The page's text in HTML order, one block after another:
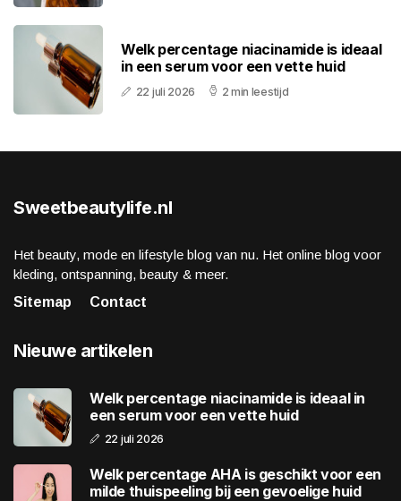
Welk percentage niacinamide is ideaal
in een serum voor een vette huid
22 juli 2026 2 min leestijd
Sweetbeautylife.nl
Het beauty, mode en lifestyle blog van nu. Het online blog voor
kleding, ontspanning, beauty & meer.
Sitemap
Contact
Nieuwe artikelen
Welk percentage niacinamide is ideaal in
een serum voor een vette huid
22 juli 2026
Welk percentage AHA is geschikt voor een
milde thuispeeling bij een gevoelige huid